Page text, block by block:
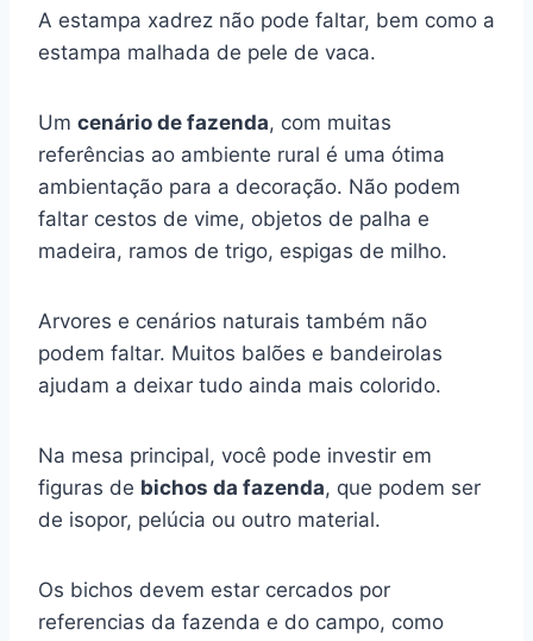
A estampa xadrez não pode faltar, bem como a
estampa malhada de pele de vaca.
Um cenário de fazenda, com muitas
referências ao ambiente rural é uma ótima
ambientação para a decoração. Não podem
faltar cestos de vime, objetos de palha e
madeira, ramos de trigo, espigas de milho.
Arvores e cenários naturais também não
podem faltar. Muitos balões e bandeirolas
ajudam a deixar tudo ainda mais colorido.
Na mesa principal, você pode investir em
figuras de bichos da fazenda, que podem ser
de isopor, pelúcia ou outro material.
Os bichos devem estar cercados por
referencias da fazenda e do campo, como